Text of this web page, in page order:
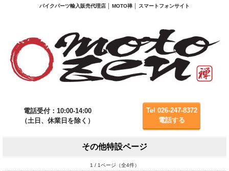
バイクパーツ輸入販売代理店 │ MOTO禅 │ スマートフォンサイト
電話受付：10:00-14:00
（土日、休業日を除く）
Tel 026-247-8372
電話する
その他特設ページ
1 / 1ページ（全4件）